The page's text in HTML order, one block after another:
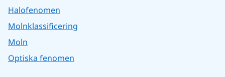
Halofenomen
Molnklassificering
Moln
Optiska fenomen